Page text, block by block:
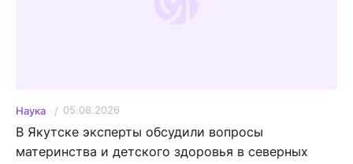
Наука 05.08.2026
В Якутске эксперты обсудили вопросы
материнства и детского здоровья в северных